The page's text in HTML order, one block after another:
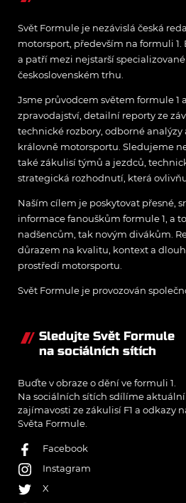
Svět Formule je nezávislá česká
motorsport, především na formuli 1.
a patří mezi nejstarší
československém trhu.
Jsme průvodcem světem formule 1
zpravodajství, detailní reporty ze
technické rozbory, odborné
královně motorsportu. Sledujeme
také zákulisí týmů a jezdců,
strategická rozhodnutí, která
Naším cílem je poskytovat přesné,
informace fanouškům formule 1, a
nadšencům, tak novým divákům.
důrazem na kvalitu, kontext a
prostředí motorsportu.
Svět Formule je provozován
Sledujte Svět Formule
na sociálních sítích
Buďte v obraze o dění ve formuli 1.
Na sociálních sítích sdílíme aktuální
zajímavosti ze zákulisí F1 a odkazy
Světa Formule.
Facebook
Instagram
X